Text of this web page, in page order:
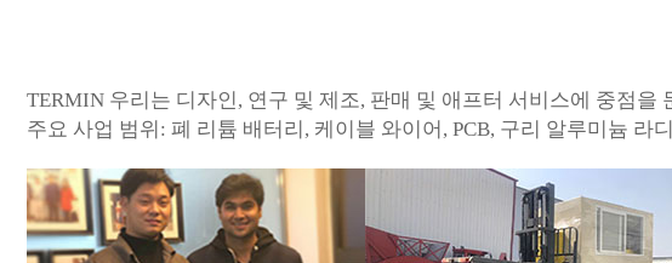
TERMIN 우리는 디자인, 연구 및 제조, 판매 및 애프터 서비스에 중점을
주요 사업 범위: 폐 리튬 배터리, 케이블 와이어, PCB, 구리 알루미늄